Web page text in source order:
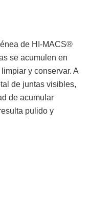
de HI-MACS®
se acumulen en
y conservar. A
de juntas visibles,
de acumular
pulido y